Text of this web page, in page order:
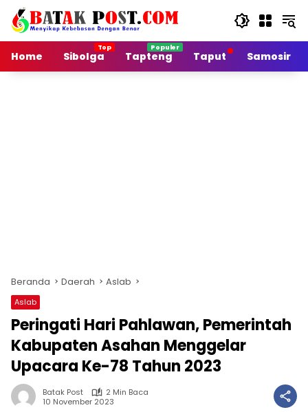
Langsung
konten
Home
Sibolga Tapteng Taput Samosir
Beranda Daerah Aslab
Aslab
Peringati Hari Pahlawan, Pemerintah
Kabupaten Asahan Menggelar
Upacara Ke-78 Tahun 2023
Batak Post
2 Min Baca
10 November 2023